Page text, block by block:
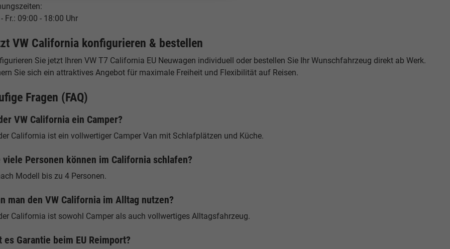
Fr.: 09:00 - 18:00 Uhr
VW California konfigurieren & bestellen
Sie jetzt Ihren VW T7 California EU Neuwagen individuell oder bestellen Sie Ihr Wunschfahrzeug direkt ab Werk.
Sie sich ein attraktives Angebot für maximale Freiheit und Flexibilität auf Reisen.
Fragen (FAQ)
VW California ein Camper?
California ist ein vollwertiger Camper Van mit Schlafplätzen und Küche.
viele Personen können im California schlafen?
Modell bis zu 4 Personen.
man den VW California im Alltag nutzen?
California ist sowohl Camper als auch vollwertiges Alltagsfahrzeug.
es Garantie beim EU Reimport?